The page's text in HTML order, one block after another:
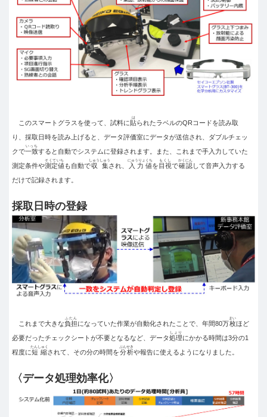
このスマートグラスを使って、試料に貼
は
られたラベルのQRコードを読み取
り、採取日時を読み上げると、データ評価室にデータが送信され、ダブルチェッ
クで一致
いっち
すると自動でシステムに登録されます。また、これまで手入力していた
測定条件や測定値
そくていち
も自動で収集
しゅうしゅう
され、 入力値
にゅうりょくち
を目視
もくし
で確認
かくにん
して音声入力する
だけで記録されます。
採取日時の登録
これまで大きな負担
ふたん
になっていた作業が自動化されたことで、年間80万枚
まい
ほど
必要だったチェックシートが不要となるなど、データ処理
しょり
にかかる時間は3分の1
程度に短縮
たんしゅく
されて、その分の時間を分析
ぶんせき
や報告に使えるようになりました。
〈データ処理効率化〉